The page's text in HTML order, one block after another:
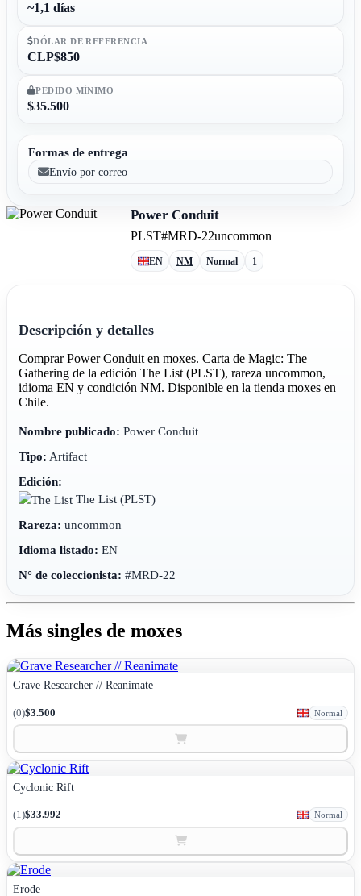
~1,1 días
DÓLAR DE REFERENCIA
CLP$850
PEDIDO MÍNIMO
$35.500
Formas de entrega
Envío por correo
Power Conduit
PLST#MRD-22uncommon
EN NM Normal 1
Descripción y detalles
Comprar Power Conduit en moxes. Carta de Magic: The
Gathering de la edición The List (PLST), rareza uncommon,
idioma EN y condición NM. Disponible en la tienda moxes en
Chile.
Nombre publicado: Power Conduit
Tipo: Artifact
Edición:
The List(PLST)
Rareza: uncommon
Idioma listado: EN
N° de coleccionista: #MRD-22
Más singles de moxes
Grave Researcher // Reanimate
(0)$3.500 Normal
Cyclonic Rift
(1)$33.992 Normal
Erode